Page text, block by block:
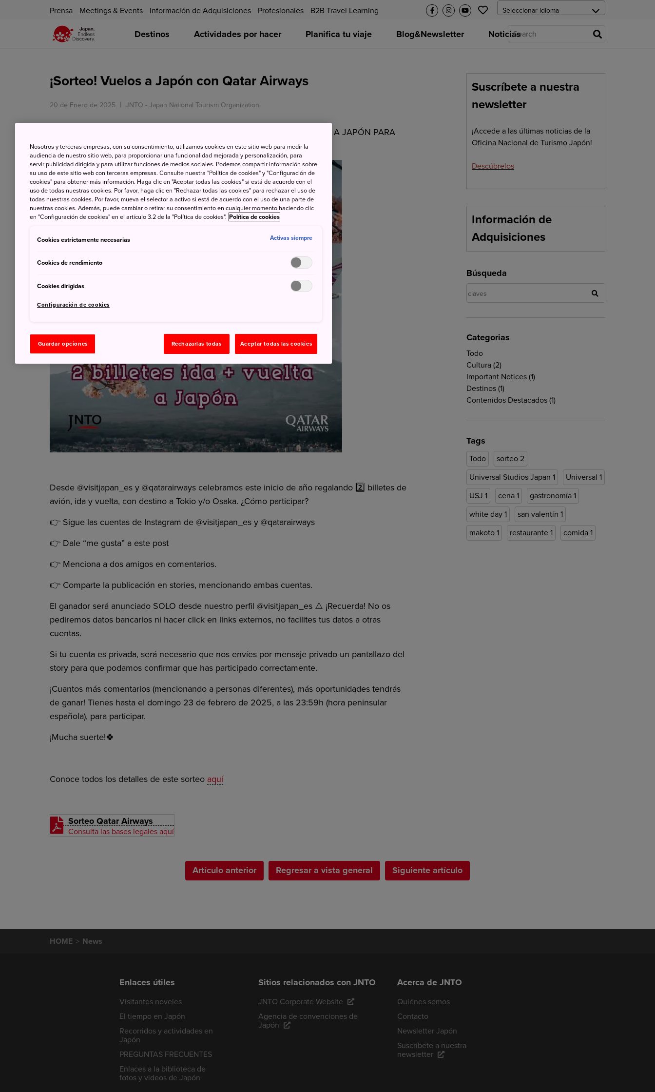
Prensa Meetings & Events Información de Adquisiciones Profesionales B2B Travel Learning
Destinos Actividades por hacer Planifica tu viaje Blog&Newsletter Noticias
¡Sorteo! Vuelos a Japón con Qatar Airways
20 de Enero de 2025 JNTO - Japan National Tourism Organization
✈️ ¿Sueñas con viajar a Japón? ¡Puedes cumplirlo! ¡SORTEAMOS VUELOS A JAPÓN PARA
DOS PERSONAS CON QATAR AIRWAYS! ✈️
Desde @‌visitjapan_es y @‌qatarairways celebramos este inicio de año regalando 2️⃣ billetes de
avión, ida y vuelta, con destino a Tokio y/o Osaka. ¿Cómo participar?
👉 Sigue las cuentas de Instagram de @‌visitjapan_es y @‌qatarairways
👉 Dale “me gusta” a este post
👉 Menciona a dos amigos en comentarios.
👉 Comparte la publicación en stories, mencionando ambas cuentas.
El ganador será anunciado SOLO desde nuestro perfil @‌visitjapan_es ⚠️ ¡Recuerda! No os
pediremos datos bancarios ni hacer click en links externos, no facilites tus datos a otras
cuentas.
Si tu cuenta es privada, será necesario que nos envíes por mensaje privado un pantallazo del
story para que podamos confirmar que has participado correctamente.
¡Cuantos más comentarios (mencionando a personas diferentes), más oportunidades tendrás
de ganar! Tienes hasta el domingo 23 de febrero de 2025, a las 23:59h (hora peninsular
española), para participar.
¡Mucha suerte!🍀
Conoce todos los detalles de este sorteo aquí
Sorteo Qatar Airways
Consulta las bases legales aquí
Suscríbete a nuestra
newsletter
¡Accede a las últimas noticias de la
Oficina Nacional de Turismo Japón!
Descúbrelos
Información de
Adquisiciones
Búsqueda
Categorias
Todo
Cultura (2)
Important Notices (1)
Destinos (1)
Contenidos Destacados (1)
Tags
Todo sorteo 2
Universal Studios Japan 1 Universal 1
USJ 1 cena 1 gastronomía 1
white day 1 san valentín 1
makoto 1 restaurante 1 comida 1
Artículo anterior Regresar a vista general Siguiente artículo
HOME News
Enlaces útiles
Visitantes noveles
El tiempo en Japón
Recorridos y actividades en
Japón
PREGUNTAS FRECUENTES
Enlaces a la biblioteca de
fotos y videos de Japón
Sitios relacionados con JNTO
JNTO Corporate Website
Agencia de convenciones de
Japón
Acerca de JNTO
Quiénes somos
Contacto
Newsletter Japón
Suscríbete a nuestra
newsletter
Nosotros y terceras empresas, con su consentimiento, utilizamos cookies en este sitio web para medir la
audiencia de nuestro sitio web, para proporcionar una funcionalidad mejorada y personalización, para
servir publicidad dirigida y para utilizar funciones de medios sociales. Podemos compartir información sobre
su uso de este sitio web con terceras empresas. Consulte nuestra "Política de cookies" y "Configuración de
cookies" para obtener más información. Haga clic en "Aceptar todas las cookies" si está de acuerdo con el
uso de todas nuestras cookies. Por favor, haga clic en "Rechazar todas las cookies" para rechazar el uso de
todas nuestras cookies. Por favor, mueva el selector a activo si está de acuerdo con el uso de una parte de
nuestras cookies. Además, puede cambiar o retirar su consentimiento en cualquier momento haciendo clic
en "Configuración de cookies" en el artículo 3.2 de la "Política de cookies". Política de cookies
Cookies estrictamente necesarias Activas siempre
Cookies de rendimiento
Cookies dirigidas
Configuración de cookies
Guardar opciones Rechazarlas todas Aceptar todas las cookies